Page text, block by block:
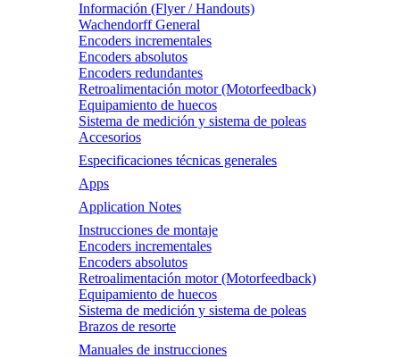
Información (Flyer / Handouts)
Wachendorff General
Encoders incrementales
Encoders absolutos
Encoders redundantes
Retroalimentación motor (Motorfeedback)
Equipamiento de huecos
Sistema de medición y sistema de poleas
Accesorios
Especificaciones técnicas generales
Apps
Application Notes
Instrucciones de montaje
Encoders incrementales
Encoders absolutos
Retroalimentación motor (Motorfeedback)
Equipamiento de huecos
Sistema de medición y sistema de poleas
Brazos de resorte
Manuales de instrucciones